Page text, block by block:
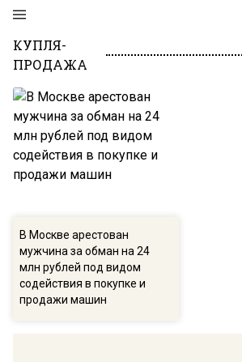
КУПЛЯ-
ПРОДАЖА
В Москве арестован
мужчина за обман на 24
млн рублей под видом
содействия в покупке и
продажи машин